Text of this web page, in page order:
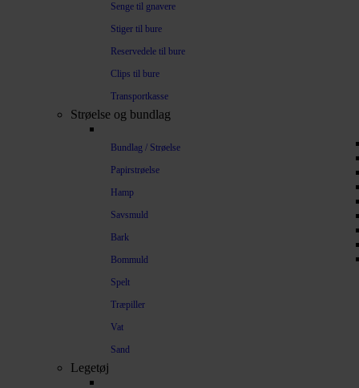
Senge til gnavere
Stiger til bure
Reservedele til bure
Clips til bure
Transportkasse
Strøelse og bundlag
Bundlag / Strøelse
Papirstrøelse
Hamp
Savsmuld
Bark
Bommuld
Spelt
Træpiller
Vat
Sand
Legetøj